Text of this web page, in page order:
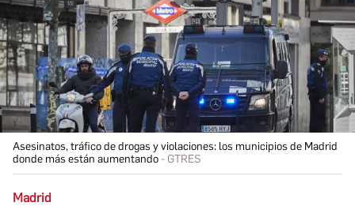
Asesinatos, tráfico de drogas y violaciones: los municipios de Madrid
donde más están aumentando
GTRES
Madrid